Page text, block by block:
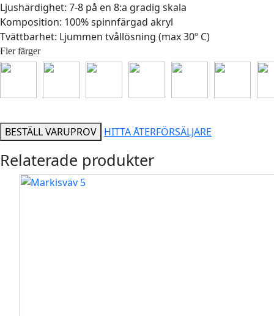
Ljushärdighet: 7-8 på en 8:a gradig skala
Komposition: 100% spinnfärgad akryl
Tvättbarhet: Ljummen tvållösning (max 30º C)
Fler färger
BESTÄLL VARUPROV HITTA ÅTERFÖRSÄLJARE
Relaterade produkter